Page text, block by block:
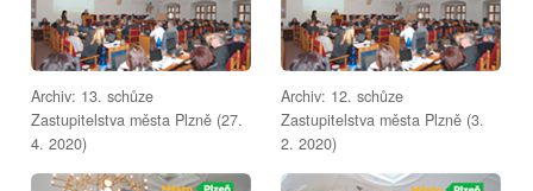
Archiv: 13. schůze
Zastupitelstva města Plzně (27.
4. 2020)
Archiv: 12. schůze
Zastupitelstva města Plzně (3.
2. 2020)